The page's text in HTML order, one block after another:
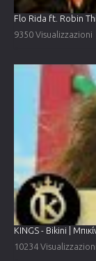
Flo Rida ft. Robin
9350 Visualizzazioni
KINGS - Bikini |
10234 Visualizzazioni